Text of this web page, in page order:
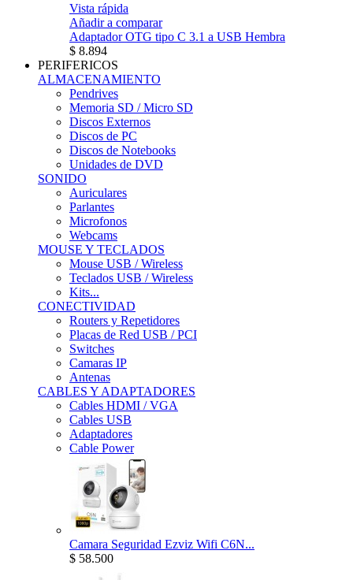
Vista rápida
Añadir a comparar
Adaptador OTG tipo C 3.1 a USB Hembra
$ 8.894
PERIFERICOS
ALMACENAMIENTO
Pendrives
Memoria SD / Micro SD
Discos Externos
Discos de PC
Discos de Notebooks
Unidades de DVD
SONIDO
Auriculares
Parlantes
Microfonos
Webcams
MOUSE Y TECLADOS
Mouse USB / Wireless
Teclados USB / Wireless
Kits...
CONECTIVIDAD
Routers y Repetidores
Placas de Red USB / PCI
Switches
Camaras IP
Antenas
CABLES Y ADAPTADORES
Cables HDMI / VGA
Cables USB
Adaptadores
Cable Power
Camara Seguridad Ezviz Wifi C6N...
$ 58.500